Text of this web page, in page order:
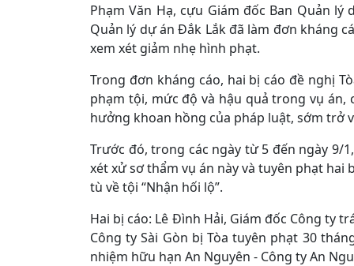
Phạm Văn Hạ, cựu Giám đốc Ban Quản
Quản lý dự án Đắk Lắk đã làm đơn kháng
xem xét giảm nhẹ hình phạt.
Trong đơn kháng cáo, hai bị cáo đề nghị
phạm tội, mức độ và hậu quả trong vụ
hưởng khoan hồng của pháp luật, sớm trở
Trước đó, trong các ngày từ 5 đến ngày 9/
xét xử sơ thẩm vụ án này và tuyên phạt hai
tù về tội “Nhận hối lộ”.
Hai bị cáo: Lê Đình Hải, Giám đốc Công ty
Công ty Sài Gòn bị Tòa tuyên phạt 30
nhiệm hữu hạn An Nguyên - Công ty An